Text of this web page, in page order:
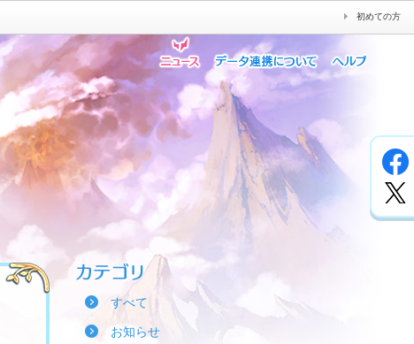
初めての方
すべて
お知らせ